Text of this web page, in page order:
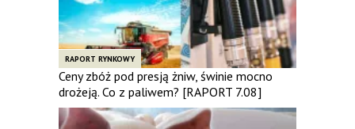
RAPORT RYNKOWY
Ceny zbóż pod presją żniw, świnie mocno
drożeją. Co z paliwem? [RAPORT 7.08]